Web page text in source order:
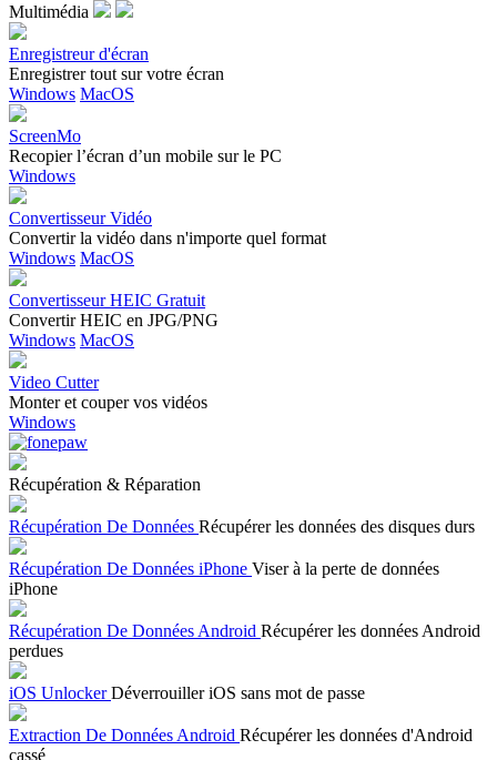
Multimédia
Enregistreur d'écran
Enregistrer tout sur votre écran
Windows MacOS
ScreenMo
Recopier l’écran d’un mobile sur le PC
Windows
Convertisseur Vidéo
Convertir la vidéo dans n'importe quel format
Windows MacOS
Convertisseur HEIC Gratuit
Convertir HEIC en JPG/PNG
Windows MacOS
Video Cutter
Monter et couper vos vidéos
Windows
Récupération & Réparation
Récupération De Données Récupérer les données des disques durs
Récupération De Données iPhone Viser à la perte de données
iPhone
Récupération De Données Android Récupérer les données Android
perdues
iOS Unlocker Déverrouiller iOS sans mot de passe
Extraction De Données Android Récupérer les données d'Android
cassé